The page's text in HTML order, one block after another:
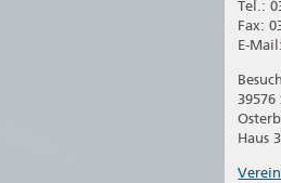
Tel.:
Fax:
E-Mail:
39576
Haus